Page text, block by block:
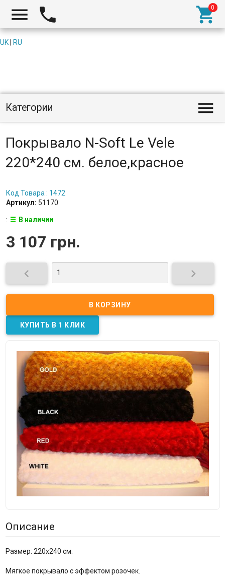
  
UK RU
Категории 
Покрывало N-Soft Le Vele
220*240 см. белое,красное
Код Товара : 1472
Артикул: 51170
: В наличии
3 107 грн.
 
Описание
Размер: 220х240 см.
Мягкое покрывало с эффектом розочек.